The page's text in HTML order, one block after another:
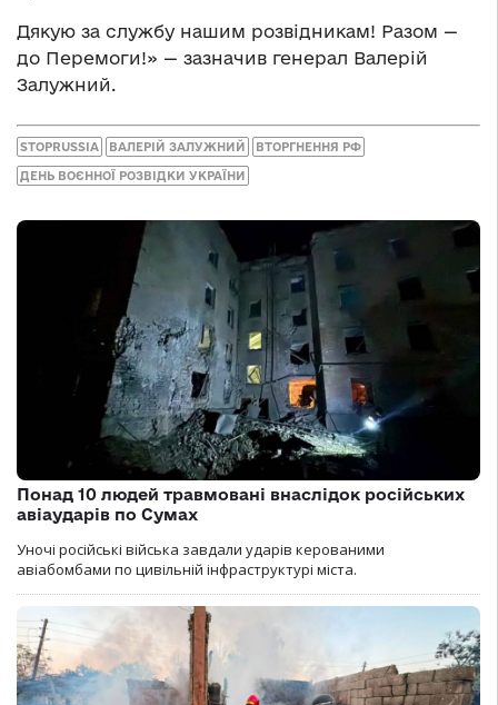
Дякую за службу нашим розвідникам! Разом —
до Перемоги!» — зазначив генерал Валерій
Залужний.
STOPRUSSIA ВАЛЕРІЙ ЗАЛУЖНИЙ ВТОРГНЕННЯ РФ
ДЕНЬ ВОЄННОЇ РОЗВІДКИ УКРАЇНИ
Понад 10 людей травмовані внаслідок російських
авіаударів по Сумах
Уночі російські війська завдали ударів керованими
авіабомбами по цивільній інфраструктурі міста.